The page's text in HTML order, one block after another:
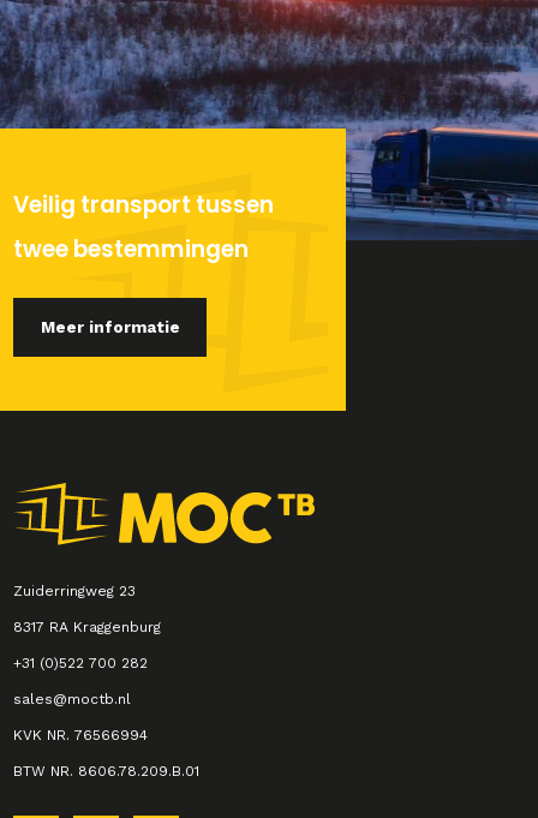
Veilig transport tussen
twee bestemmingen
Meer informatie
Zuiderringweg 23
8317 RA Kraggenburg
+31 (0)522 700 282
sales@moctb.nl
KVK NR. 76566994
BTW NR. 8606.78.209.B.01